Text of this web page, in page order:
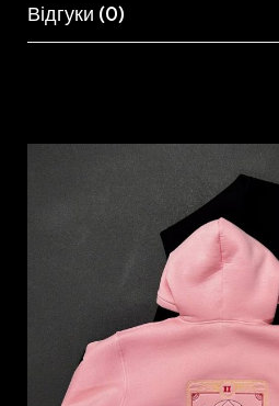
Відгуки (0)